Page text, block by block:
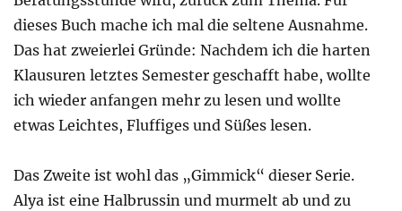
dieses Buch mache ich mal die seltene Ausnahme.
Das hat zweierlei Gründe: Nachdem ich die harten
Klausuren letztes Semester geschafft habe, wollte
ich wieder anfangen mehr zu lesen und wollte
etwas Leichtes, Fluffiges und Süßes lesen.
Das Zweite ist wohl das „Gimmick“ dieser Serie.
Alya ist eine Halbrussin und murmelt ab und zu